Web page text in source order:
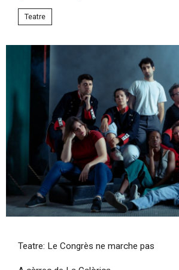
Teatre
Teatre: Le Congrès ne marche pas